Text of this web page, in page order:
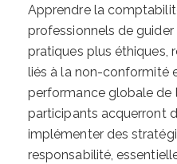
Apprendre la
professionnels de
pratiques plus éthiques,
liés à la non-conformité
performance globale de
participants acquerront
implémenter des
responsabilité,